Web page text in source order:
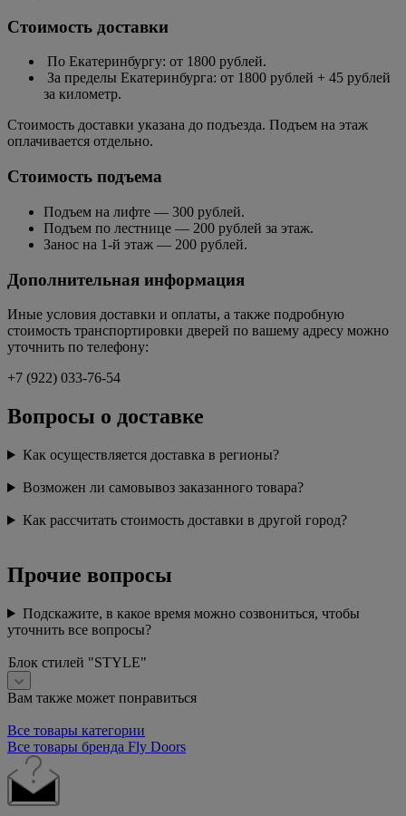
Стоимость доставки
По Екатеринбургу: от 1800 рублей.
За пределы Екатеринбурга: от 1800 рублей + 45 рублей
за километр.
Стоимость доставки указана до подъезда. Подъем на этаж
оплачивается отдельно.
Стоимость подъема
Подъем на лифте — 300 рублей.
Подъем по лестнице — 200 рублей за этаж.
Занос на 1-й этаж — 200 рублей.
Дополнительная информация
Иные условия доставки и оплаты, а также подробную
стоимость транспортировки дверей по вашему адресу можно
уточнить по телефону:
+7 (922) 033-76-54
Вопросы о доставке
Как осуществляется доставка в регионы?
Возможен ли самовывоз заказанного товара?
Как рассчитать стоимость доставки в другой город?
Прочие вопросы
Подскажите, в какое время можно созвониться, чтобы
уточнить все вопросы?
Блок стилей "STYLE"
Вам также может понравиться
Все товары категории
Все товары бренда Fly Doors